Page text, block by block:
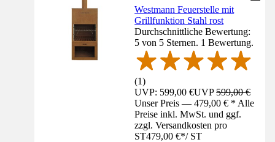
Westmann Feuerstelle mit
Grillfunktion Stahl rost
Durchschnittliche Bewertung:
5 von 5 Sternen. 1 Bewertung.
(1)
UVP: 599,00 €UVP599,00 €
Unser Preis — 479,00 € * Alle
Preise inkl. MwSt. und ggf.
zzgl. Versandkosten pro
ST479,00 €*/ ST